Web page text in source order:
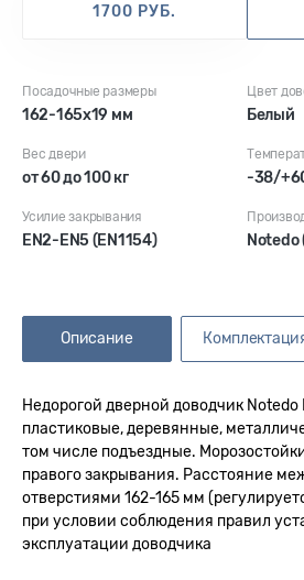
Посадочные размеры
162-165х19 мм
Цвет
Белый
Вес двери
от 60 до 100 кг -38/
Усилие закрывания
EN2-EN5 (EN1154) Notedo
1700 РУБ.
Описание
Недорогой дверной доводчик
пластиковые, деревянные,
том числе подъездные.
правого закрывания. Расстояние
отверстиями 162-165 мм
при условии соблюдения правил
эксплуатации доводчика